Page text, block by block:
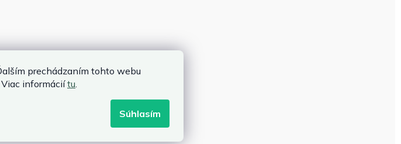
prechádzaním tohto webu
informáciítu.
Súhlasím